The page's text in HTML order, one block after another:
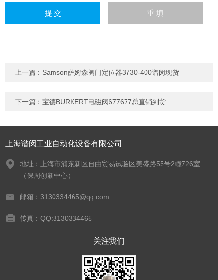
上一篇： Samson萨姆森阀门定位器3730-400谱闵现货
下一篇：宝德BURKERT电磁阀677677总直销到货
上海谱闵工业自动化设备有限公司
地址：上海市浦东新区自由贸易试验区美盛路55号2幢726室
（保周创新中心）
邮箱：3130334465@qq.com
传真：QQ:3130334465
关注我们